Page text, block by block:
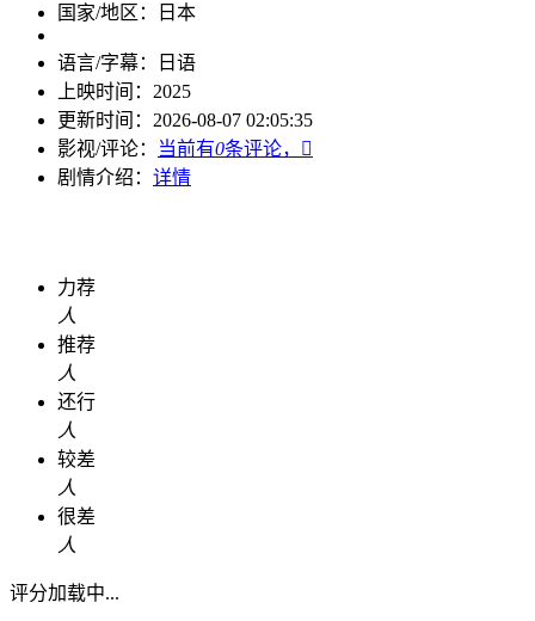
国家/地区：
日本
语言/字幕：
日语
上映时间： 2025
更新时间： 2026-08-07 02:05:35
影视/评论：
当前有0条评论，

剧情介绍： 详情
力荐
人
推荐
人
还行
人
较差
人
很差
人
评分加载中...